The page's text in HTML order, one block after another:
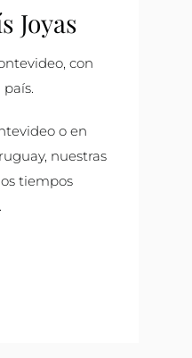
Joyas
con
o en
nuestras
tiempos